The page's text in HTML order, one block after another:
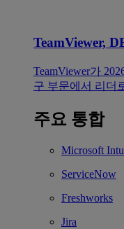
TeamViewer,
TeamViewer가
구 부문에서 리더
주요 통합
Microsoft
ServiceNow
Freshworks
Jira